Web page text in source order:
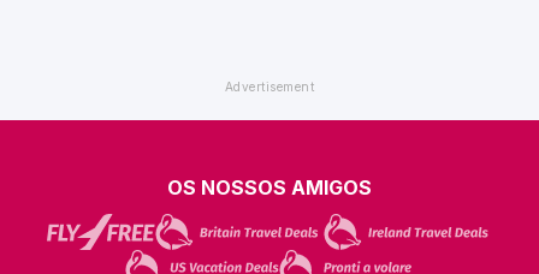
OS NOSSOS AMIGOS